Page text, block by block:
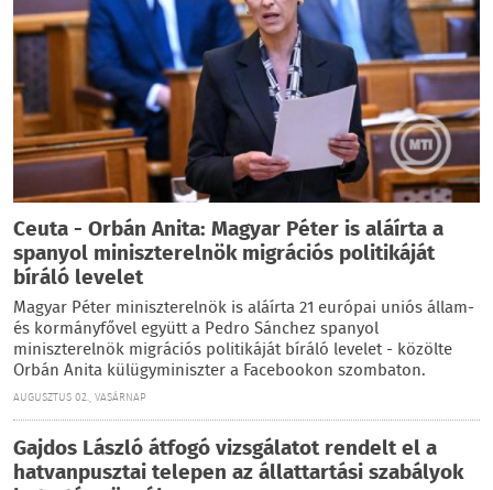
Ceuta - Orbán Anita: Magyar Péter is aláírta a
spanyol miniszterelnök migrációs politikáját
bíráló levelet
Magyar Péter miniszterelnök is aláírta 21 európai uniós állam-
és kormányfővel együtt a Pedro Sánchez spanyol
miniszterelnök migrációs politikáját bíráló levelet - közölte
Orbán Anita külügyminiszter a Facebookon szombaton.
AUGUSZTUS 02., VASÁRNAP
Gajdos László átfogó vizsgálatot rendelt el a
hatvanpusztai telepen az állattartási szabályok